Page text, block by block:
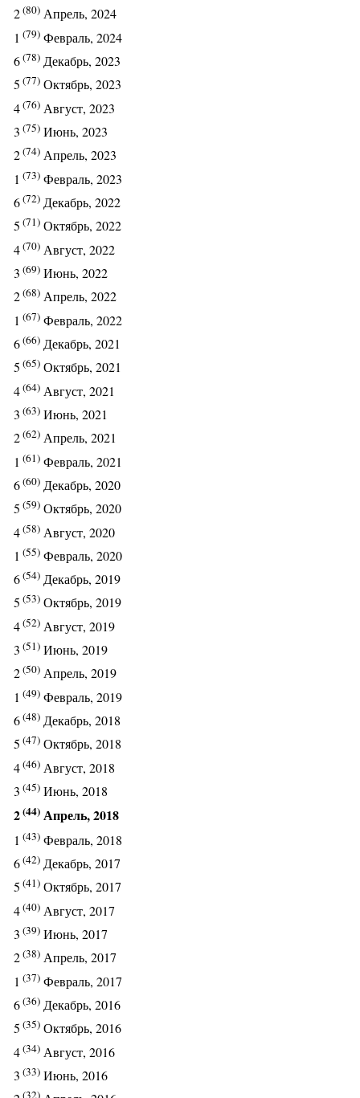
2(80) Апрель, 2024
1 (79) Февраль, 2024
6(78) Декабрь, 2023
5 (77) Октябрь, 2023
4(76) Август, 2023
3 (75) Июнь, 2023
2(74) Апрель, 2023
1 (73) Февраль, 2023
6(72) Декабрь, 2022
5 (71) Октябрь, 2022
4(70) Август, 2022
3 (69) Июнь, 2022
2(68) Апрель, 2022
1 (67) Февраль, 2022
6(66) Декабрь, 2021
5 (65) Октябрь, 2021
4(64) Август, 2021
3 (63) Июнь, 2021
2(62) Апрель, 2021
1 (61) Февраль, 2021
6(60) Декабрь, 2020
5 (59) Октябрь, 2020
4(58) Август, 2020
1 (55) Февраль, 2020
6(54) Декабрь, 2019
5 (53) Октябрь, 2019
4(52) Август, 2019
3 (51) Июнь, 2019
2(50) Апрель, 2019
1 (49) Февраль, 2019
6(48) Декабрь, 2018
5 (47) Октябрь, 2018
4(46) Август, 2018
3 (45) Июнь, 2018
2(44) Апрель, 2018
1 (43) Февраль, 2018
6(42) Декабрь, 2017
5 (41) Октябрь, 2017
4(40) Август, 2017
3 (39) Июнь, 2017
2(38) Апрель, 2017
1 (37) Февраль, 2017
6(36) Декабрь, 2016
5 (35) Октябрь, 2016
4(34) Август, 2016
3 (33) Июнь, 2016
(32)